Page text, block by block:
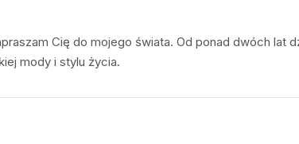
Cię do mojego świata. Od ponad dwóch lat
mody i stylu życia.